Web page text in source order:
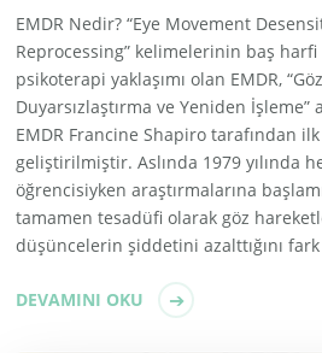
EMDR Nedir? “Eye Movement
Reprocessing” kelimelerinin baş
psikoterapi yaklaşımı olan EMDR,
Duyarsızlaştırma ve Yeniden
EMDR Francine Shapiro tarafından ilk
geliştirilmiştir. Aslında 1979 yılında
öğrencisiyken araştırmalarına
tamamen tesadüfi olarak göz
düşüncelerin şiddetini azalttığını
DEVAMINI OKU